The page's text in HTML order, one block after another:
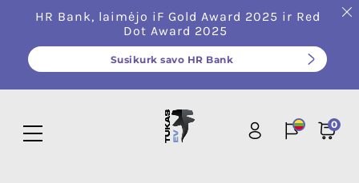
HR Bank, laimėjo iF Gold Award 2025 ir Red
Dot Award 2025
Susikurk savo HR Bank
0